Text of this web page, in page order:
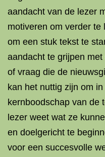
aandacht van de lezer
motiveren om verder
om een stuk tekst te
aandacht te grijpen
of vraag die de
kan het nuttig zijn om
kernboodschap van de
lezer weet wat ze
en doelgericht te
voor een succesvolle